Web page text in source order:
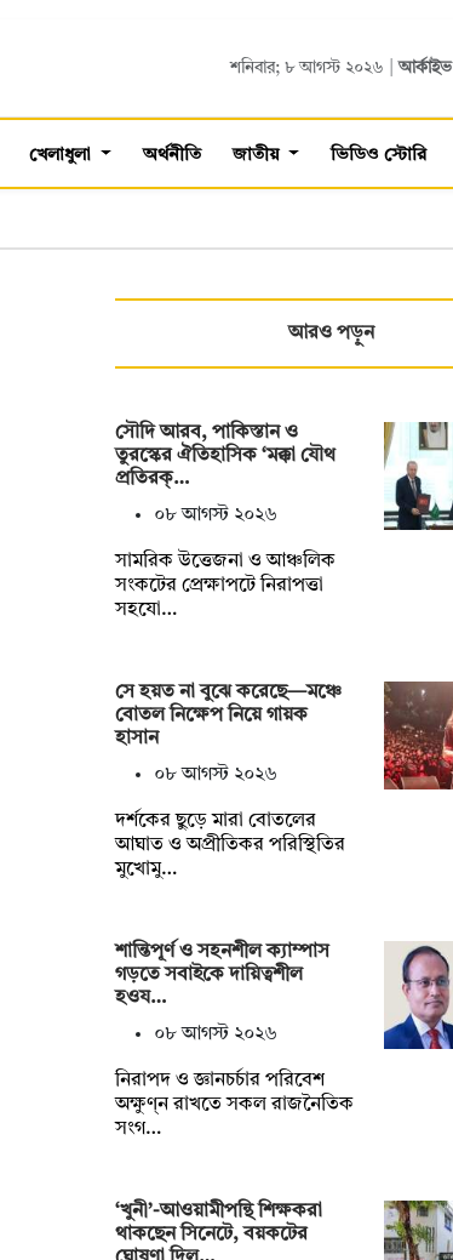
শনিবার; ৮ আগস্ট ২০২৬ |আর্কাইভ
খেলাধুলা অর্থনীতি জাতীয় ভিডিও স্টোরি
আরও পড়ুন
সৌদি আরব, পাকিস্তান ও
তুরস্কের ঐতিহাসিক ‘মক্কা যৌথ
প্রতিরক্…
০৮ আগস্ট ২০২৬
সামরিক উত্তেজনা ও আঞ্চলিক
সংকটের প্রেক্ষাপটে নিরাপত্তা
সহযো…
সে হয়ত না ‍বুঝে করেছে—মঞ্চে
বোতল নিক্ষেপ নিয়ে গায়ক
হাসান
০৮ আগস্ট ২০২৬
দর্শকের ছুড়ে মারা বোতলের
আঘাত ও অপ্রীতিকর পরিস্থিতির
মুখোমু…
শান্তিপূর্ণ ও সহনশীল ক্যাম্পাস
গড়তে সবাইকে দায়িত্বশীল
হওয…
০৮ আগস্ট ২০২৬
নিরাপদ ও জ্ঞানচর্চার পরিবেশ
অক্ষুণ্ন রাখতে সকল রাজনৈতিক
সংগ…
‘খুনী’-আওয়ামীপন্থি শিক্ষকরা
থাকছেন সিনেটে, বয়কটের